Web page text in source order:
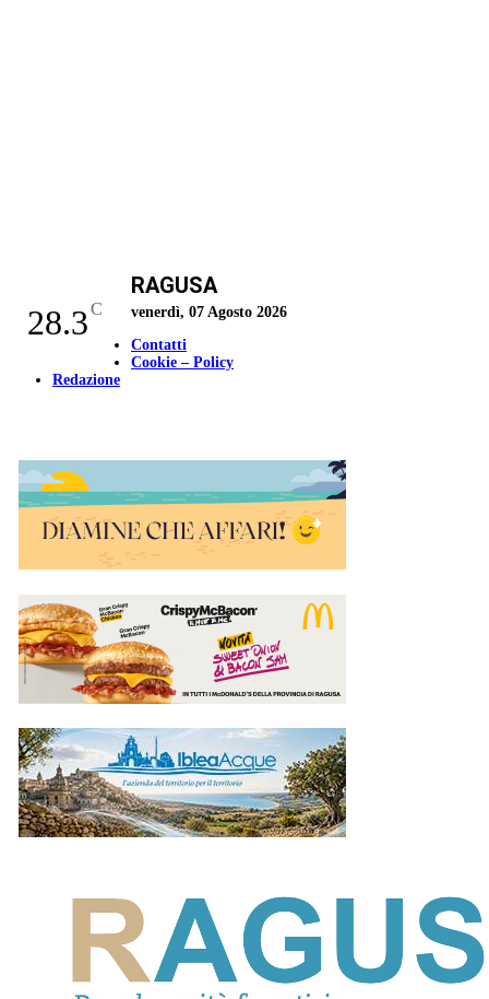
28.3C
RAGUSA
venerdì, 07 Agosto 2026
Contatti
Cookie – Policy
Redazione